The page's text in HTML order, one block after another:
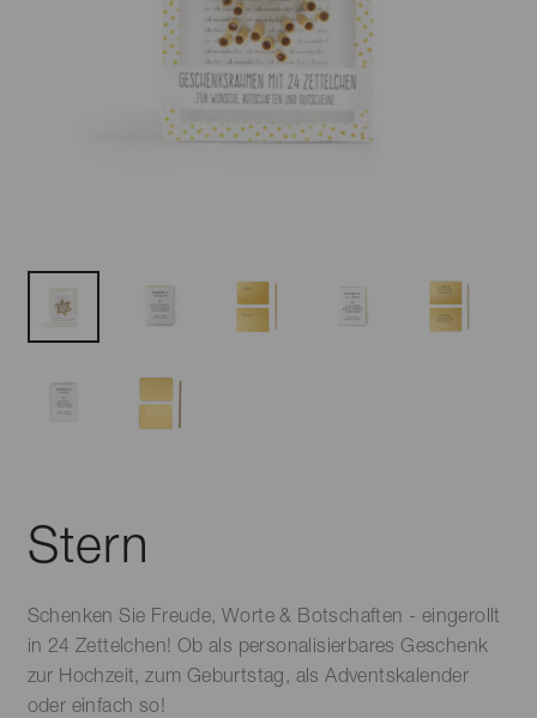
Stern
Schenken Sie Freude, Worte & Botschaften - eingerollt
in 24 Zettelchen! Ob als personalisierbares Geschenk
zur Hochzeit, zum Geburtstag, als Adventskalender
oder einfach so!